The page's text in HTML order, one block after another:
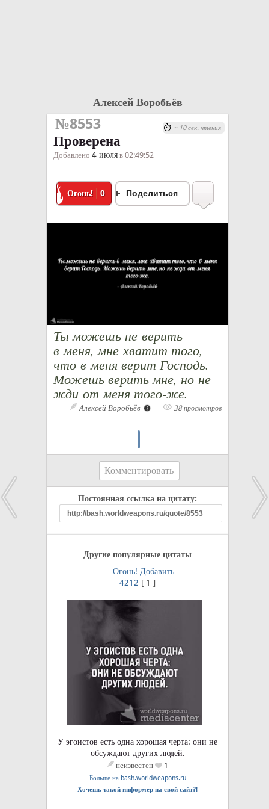
Алексей Воробьёв
№8553
Проверена
Добавлено 4 июля в 02:49:52
Огонь! 0 Поделиться
Ты можешь не верить
в меня, мне хватит того,
что в меня верит Господь.
Можешь верить мне, но не
жди от меня того-же.
Алексей Воробьёв 38 просмотров
~ 10 сек. чтения
Комментировать
Постоянная ссылка на цитату:
Другие популярные цитаты
Огонь! Добавить
4212 [ 1 ]
У эгоистов есть одна хорошая черта: они не
обсуждают других людей.
неизвестен 1
Больше на bash.worldweapons.ru
Хочешь такой информер на свой сайт?!